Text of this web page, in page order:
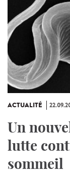
ACTUALITÉ
Un
lutte
sommeil